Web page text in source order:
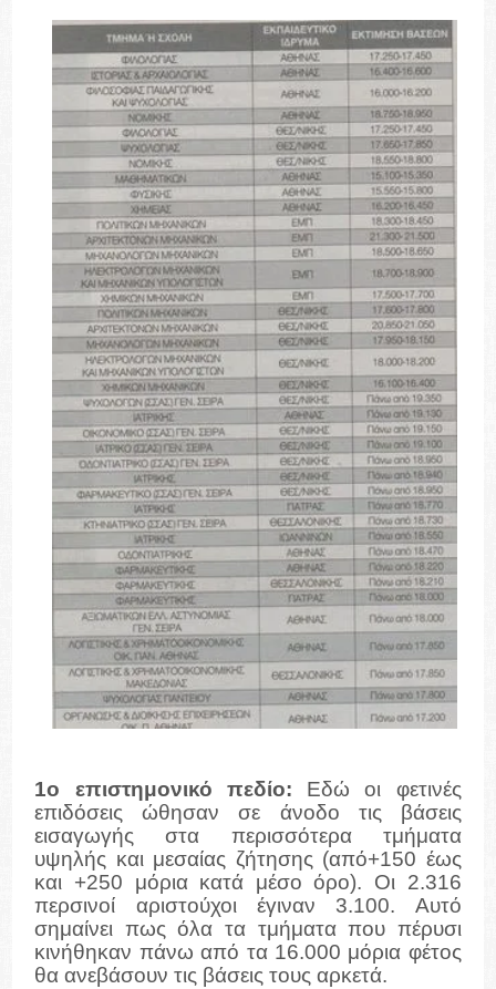
1ο επιστημονικό πεδίο: Εδώ οι φετινές
επιδόσεις ώθησαν σε άνοδο τις βάσεις
εισαγωγής στα περισσότερα τμήματα
υψηλής και μεσαίας ζήτησης (από+150 έως
και +250 μόρια κατά μέσο όρο). Οι 2.316
περσινοί αριστούχοι έγιναν 3.100. Αυτό
σημαίνει πως όλα τα τμήματα που πέρυσι
κινήθηκαν πάνω από τα 16.000 μόρια φέτος
θα ανεβάσουν τις βάσεις τους αρκετά.